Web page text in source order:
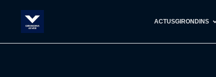
ACTUSGIRONDINS